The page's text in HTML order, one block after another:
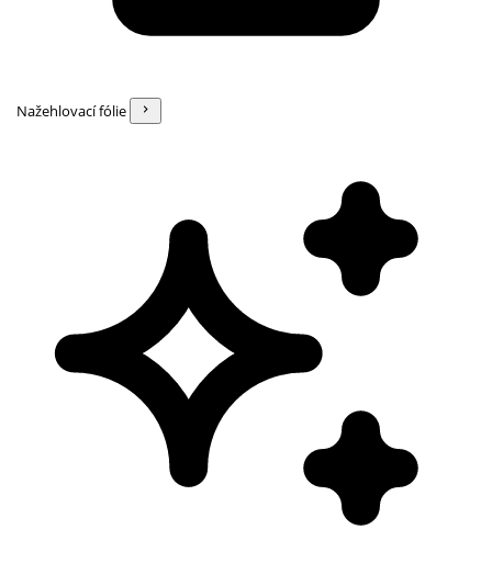
Nažehlovací fólie